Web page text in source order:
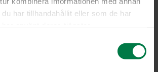
har tillhandahållit eller som de har